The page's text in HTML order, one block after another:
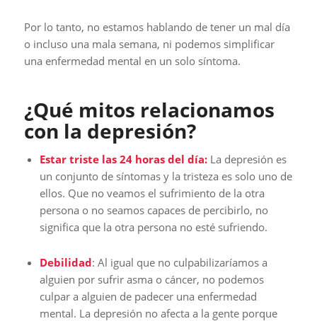
Por lo tanto, no estamos hablando de tener un mal día
o incluso una mala semana, ni podemos simplificar
una enfermedad mental en un solo síntoma.
¿Qué mitos relacionamos
con la depresión?
Estar triste las 24 horas del día:La depresión es
un conjunto de síntomas y la tristeza es solo uno de
ellos. Que no veamos el sufrimiento de la otra
persona o no seamos capaces de percibirlo, no
significa que la otra persona no esté sufriendo.
Debilidad: Al igual que no culpabilizaríamos a
alguien por sufrir asma o cáncer, no podemos
culpar a alguien de padecer una enfermedad
mental. La depresión no afecta a la gente porque